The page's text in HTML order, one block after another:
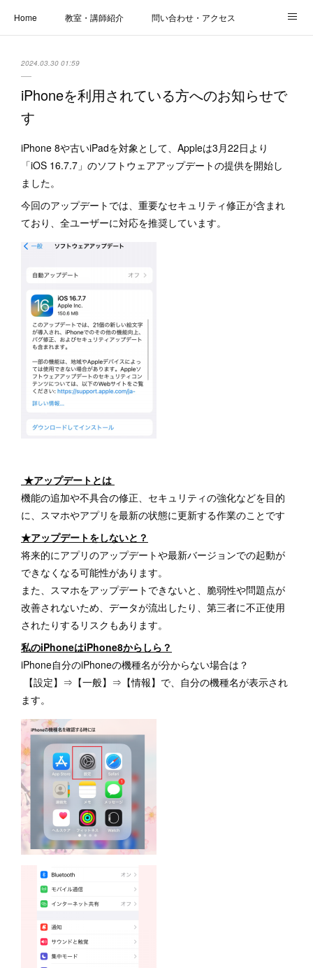
Home 教室・講師紹介 問い合わせ・アクセス
2024.03.30 01:59
iPhoneを利用されている方へのお知らせで
す
iPhone 8や古いiPadを対象として、Appleは3月22日より
「iOS 16.7.7」のソフトウェアアップデートの提供を開始し
ました。
今回のアップデートでは、重要なセキュリティ修正が含まれ
ており、全ユーザーに対応を推奨しています。
★アップデートとは
機能の追加や不具合の修正、セキュリティの強化などを目的
に、スマホやアプリを最新の状態に更新する作業のことです
★アップデートをしないと？
将来的にアプリのアップデートや最新バージョンでの起動が
できなくなる可能性があります。
また、スマホをアップデートできないと、脆弱性や問題点が
改善されないため、データが流出したり、第三者に不正使用
されたりするリスクもあります。
私のiPhoneはiPhone8からしら？
iPhone自分のiPhoneの機種名が分からない場合は？
【設定】⇒【一般】⇒【情報】で、自分の機種名が表示され
ます。